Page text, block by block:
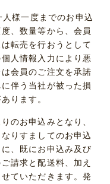
様一度までのお申込
、数量等から、会員
転売を行おうとして
人情報入力により悪
会員のご注文を承諾
伴う当社が被った損
ります。
のお申込みとなり、
りすましてのお申込
、既にお申込み及び
請求と配送料、加え
ていただきます。発